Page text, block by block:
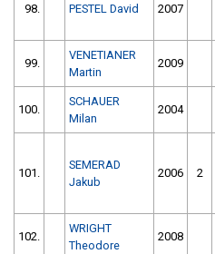
98. PESTEL David 2007
99.
VENETIANER
Martin
2009
100.
SCHAUER
Milan
2004
101.
SEMERAD
Jakub
2006 2
102.
WRIGHT
Theodore
2008